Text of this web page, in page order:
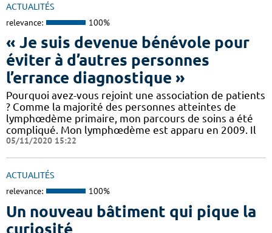
ACTUALITÉS
relevance: 100%
« Je suis devenue bénévole pour
éviter à d’autres personnes
l’errance diagnostique »
Pourquoi avez-vous rejoint une association de patients
? Comme la majorité des personnes atteintes de
lymphœdème primaire, mon parcours de soins a été
compliqué. Mon lymphœdème est apparu en 2009. Il
05/11/2020 15:22
ACTUALITÉS
relevance: 100%
Un nouveau bâtiment qui pique la
curiosité